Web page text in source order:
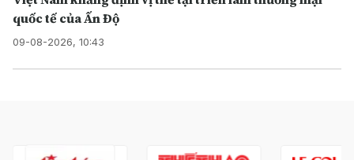
quốc tế của Ấn Độ
09-08-2026, 10:43